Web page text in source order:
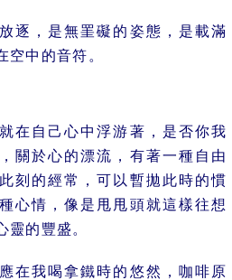
逐，是無罣礙的姿態，是載滿
空中的音符。
在自己心中浮游著，是否你我
關於心的漂流，有著一種自由
刻的經常，可以暫拋此時的慣
心情，像是甩甩頭就這樣往想
靈的豐盛。
在我喝拿鐵時的悠然，咖啡原